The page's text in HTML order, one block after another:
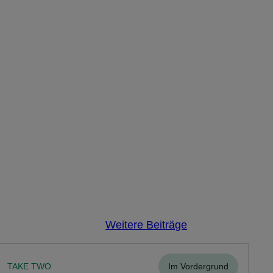
Weitere Beiträge
TAKE TWO Im Vordergrund